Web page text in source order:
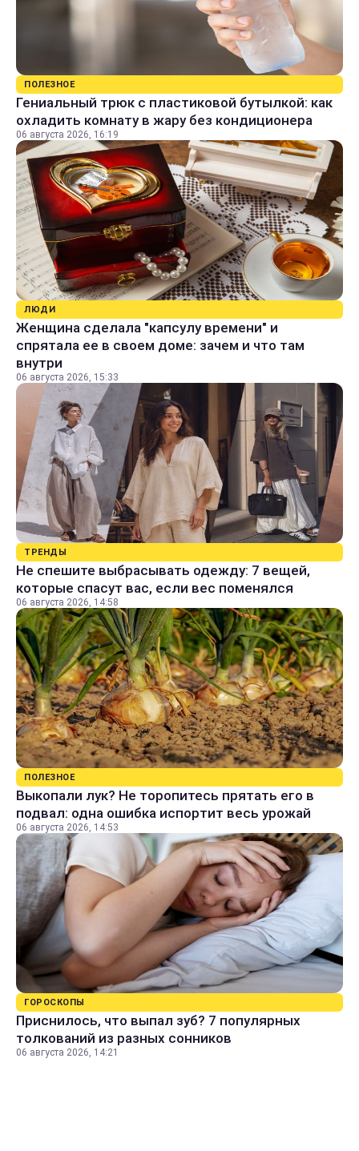
ПОЛЕЗНОЕ
Гениальный трюк с пластиковой бутылкой: как
охладить комнату в жару без кондиционера
06 августа 2026, 16:19
ЛЮДИ
Женщина сделала "капсулу времени" и
спрятала ее в своем доме: зачем и что там
внутри
06 августа 2026, 15:33
ТРЕНДЫ
Не спешите выбрасывать одежду: 7 вещей,
которые спасут вас, если вес поменялся
06 августа 2026, 14:58
ПОЛЕЗНОЕ
Выкопали лук? Не торопитесь прятать его в
подвал: одна ошибка испортит весь урожай
06 августа 2026, 14:53
ГОРОСКОПЫ
Приснилось, что выпал зуб? 7 популярных
толкований из разных сонников
06 августа 2026, 14:21